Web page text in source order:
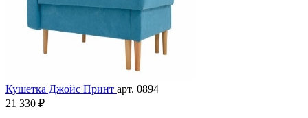
Кушетка Джойс Принт арт. 0894
21 330 ₽